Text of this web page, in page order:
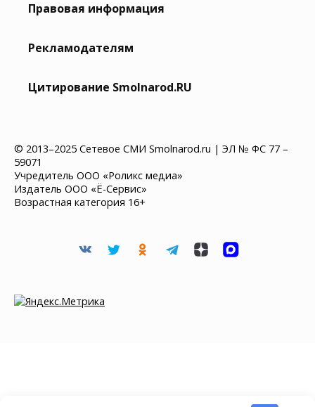
Правовая информация
Рекламодателям
Цитирование Smolnarod.RU
© 2013–2025 Сетевое СМИ Smolnarod.ru | ЭЛ № ФС 77 –
59071
Учредитель ООО «Роликс медиа»
Издатель ООО «Ё-Сервис»
Возрастная категория 16+